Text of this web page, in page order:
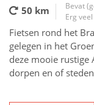
50 km
Bevat
Erg
Fietsen rond het
gelegen in het
deze mooie rustige
dorpen en of